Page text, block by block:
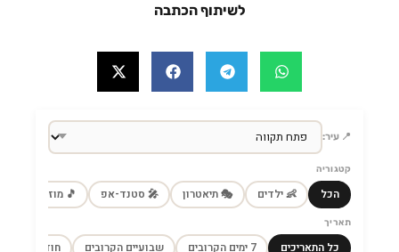
לשיתוף הכתבה
📍 עיר:
קטגוריה
הכל 👶 ילדים 🎭 תיאטרון 🎤 סטנד-אפ 🎵 מוזיקה
תאריך
כל התאריכים 7 ימים הקרובים שבועיים הקרובים חודש הקרוב